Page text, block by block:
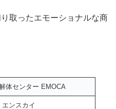
取ったエモーショナルな商
センター EMOCA
エンスカイ